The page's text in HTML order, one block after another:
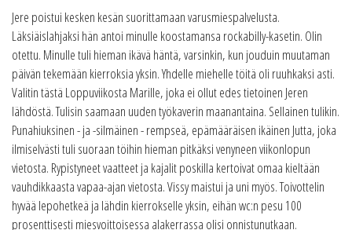
Jere poistui kesken kesän suorittamaan varusmiespalvelusta.
Läksiäislahjaksi hän antoi minulle koostamansa rockabilly-kasetin. Olin
otettu. Minulle tuli hieman ikävä häntä, varsinkin, kun jouduin muutaman
päivän tekemään kierroksia yksin. Yhdelle miehelle töitä oli ruuhkaksi asti.
Valitin tästä Loppuviikosta Marille, joka ei ollut edes tietoinen Jeren
lähdöstä. Tulisin saamaan uuden työkaverin maanantaina. Sellainen tulikin.
Punahiuksinen - ja -silmäinen - rempseä, epämääräisen ikäinen Jutta, joka
ilmiselvästi tuli suoraan töihin hieman pitkäksi venyneen viikonlopun
vietosta. Rypistyneet vaatteet ja kajalit poskilla kertoivat omaa kieltään
vauhdikkaasta vapaa-ajan vietosta. Vissy maistui ja uni myös. Toivottelin
hyvää lepohetkeä ja lähdin kierrokselle yksin, eihän wc:n pesu 100
prosenttisesti miesvoittoisessa alakerrassa olisi onnistunutkaan.